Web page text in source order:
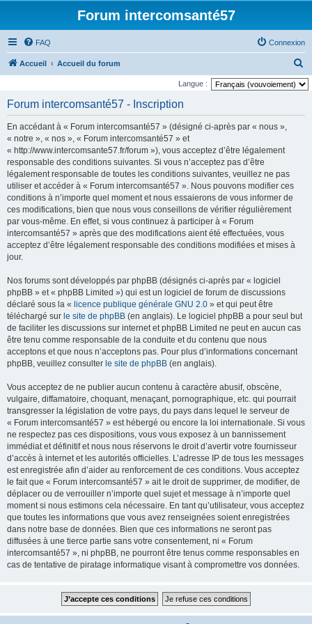
Forum intercomsanté57
FAQ Connexion
Accueil Accueil du forum
e
Langue :
Forum intercomsanté57 - Inscription
En accédant à « Forum intercomsanté57 » (désigné ci-après par « nous »,
« notre », « nos », « Forum intercomsanté57 » et
« http://www.intercomsante57.fr/forum »), vous acceptez d’être légalement
responsable des conditions suivantes. Si vous n’acceptez pas d’être
légalement responsable de toutes les conditions suivantes, veuillez ne pas
utiliser et accéder à « Forum intercomsanté57 ». Nous pouvons modifier ces
conditions à n’importe quel moment et nous essaierons de vous informer de
ces modifications, bien que nous vous conseillons de vérifier régulièrement
par vous-même. En effet, si vous continuez à participer à « Forum
intercomsanté57 » après que des modifications aient été effectuées, vous
acceptez d’être légalement responsable des conditions modifiées et mises à
jour.
Nos forums sont développés par phpBB (désignés ci-après par « logiciel
phpBB » et « phpBB Limited ») qui est un logiciel de forum de discussions
déclaré sous la « licence publique générale GNU 2.0 » et qui peut être
téléchargé sur le site de phpBB (en anglais). Le logiciel phpBB a pour seul but
de faciliter les discussions sur internet et phpBB Limited ne peut en aucun cas
être tenu comme responsable de la conduite et du contenu que nous
acceptons et que nous n’acceptons pas. Pour plus d’informations concernant
phpBB, veuillez consulter le site de phpBB (en anglais).
Vous acceptez de ne publier aucun contenu à caractère abusif, obscène,
vulgaire, diffamatoire, choquant, menaçant, pornographique, etc. qui pourrait
transgresser la législation de votre pays, du pays dans lequel le serveur de
« Forum intercomsanté57 » est hébergé ou encore la loi internationale. Si vous
ne respectez pas ces dispositions, vous vous exposez à un bannissement
immédiat et définitif et nous nous réservons le droit d’avertir votre fournisseur
d’accès à internet et les autorités officielles. L’adresse IP de tous les messages
est enregistrée afin d’aider au renforcement de ces conditions. Vous acceptez
le fait que « Forum intercomsanté57 » ait le droit de supprimer, de modifier, de
déplacer ou de verrouiller n’importe quel sujet et message à n’importe quel
moment si nous estimons cela nécessaire. En tant qu’utilisateur, vous acceptez
que toutes les informations que vous avez renseignées soient enregistrées
dans notre base de données. Bien que ces informations ne seront pas
diffusées à une tierce partie sans votre consentement, ni « Forum
intercomsanté57 », ni phpBB, ne pourront être tenus comme responsables en
cas de tentative de piratage informatique visant à compromettre vos données.